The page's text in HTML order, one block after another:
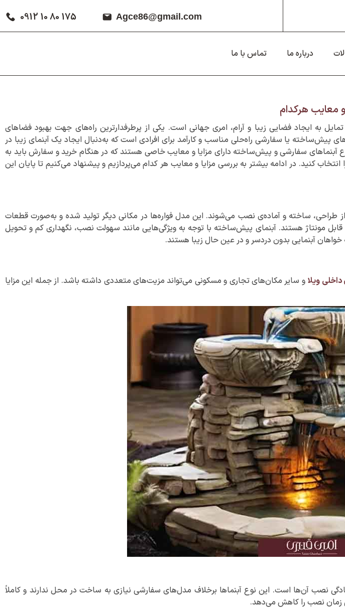
0912 10 80 175 Agce86@gmail.com
درباره ما تماس با ما
و معایب هرکدام
به ایجاد فضایی زیبا و آرام، امری جهانی است. یکی از پرطرفدارترین راه‌های جهت بهبود فضاهای
پیش‌ساخته یا سفارشی راه‌حلی مناسب و کارآمد برای افرادی است که به‌دنبال ایجاد یک آبنمای زیبا در
آبنماهای سفارشی و پیش‌ساخته دارای مزایا و معایب خاصی هستند که در هنگام خرید و سفارش باید به
انتخاب کنید. در ادامه بیشتر به بررسی مزایا و معایب هر کدام می‌پردازیم و پیشنهاد می‌کنیم تا پایان این
طراحی، ساخته و آماده‌ی نصب می‌شوند. این مدل فواره‌ها در مکانی دیگر تولید شده و به‌صورت قطعات
مونتاژ هستند. آبنمای پیش‌ساخته با توجه به ویژگی‌هایی مانند سهولت نصب، نگهداری کم و تحویل
خواهان آبنمایی بدون دردسر و در عین حال زیبا هستند.
ویلا و سایر مکان‌های تجاری و مسکونی می‌تواند مزیت‌های متعددی داشته باشد. از جمله این مزایا
نصب آن‌ها است. این نوع آبنماها برخلاف مدل‌های سفارشی نیازی به ساخت در محل ندارند و کاملاً
زمان نصب را کاهش می‌دهد.